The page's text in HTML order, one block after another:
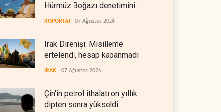
Hürmüz Boğazı denetimini
doğrudan İran ve Umman'a
RÖPORTAJ 07 Ağustos 2026
Irak Direnişi: Misilleme
ertelendi, hesap kapanmadı
IRAK 07 Ağustos 2026
Çin'in petrol ithalatı on yıllık
dipten sonra yükseldi